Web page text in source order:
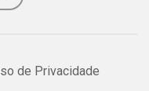
de Privacidade